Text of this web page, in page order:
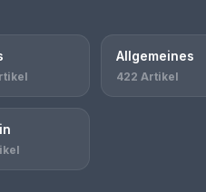
Allgemeines
422 Artikel